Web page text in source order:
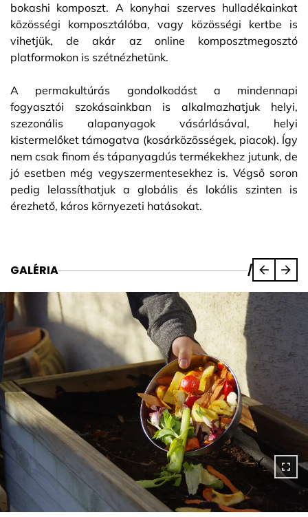
bokashi komposzt. A konyhai szerves hulladékainkat
közösségi komposztálóba, vagy közösségi kertbe is
vihetjük, de akár az online komposztmegosztó
platformokon is szétnézhetünk.
A permakultúrás gondolkodást a mindennapi
fogyasztói szokásainkban is alkalmazhatjuk helyi,
szezonális alapanyagok vásárlásával, helyi
kistermelőket támogatva (kosárközösségek, piacok). Így
nem csak finom és tápanyagdús termékekhez jutunk, de
jó esetben még vegyszermentesekhez is. Végső soron
pedig lelassíthatjuk a globális és lokális szinten is
érezhető, káros környezeti hatásokat.
GALÉRIA /